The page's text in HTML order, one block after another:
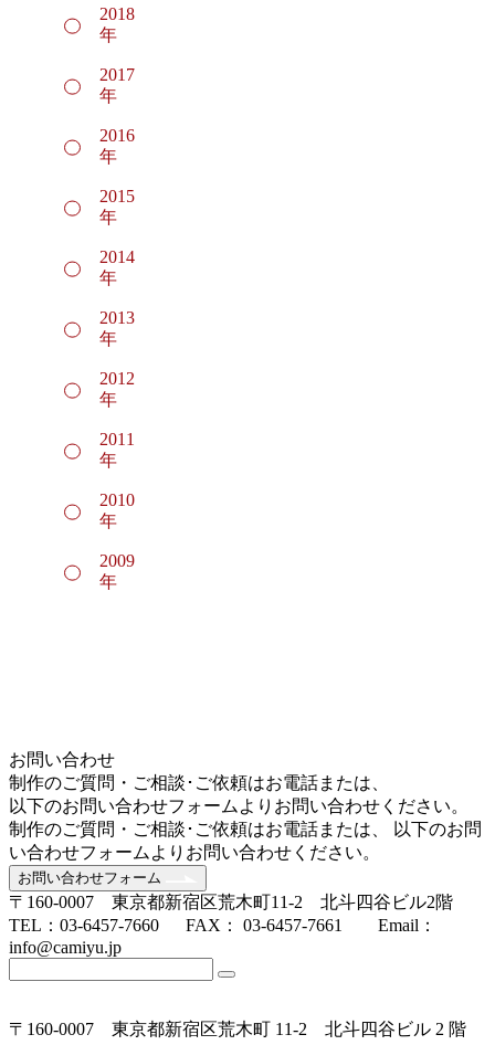
2018
年
2017
年
2016
年
2015
年
2014
年
2013
年
2012
年
2011
年
2010
年
2009
年
お問い合わせ
制作のご質問・ご相談･ご依頼はお電話または、
以下のお問い合わせフォームよりお問い合わせください。
制作のご質問・ご相談･ご依頼はお電話または、 以下のお問
い合わせフォームよりお問い合わせください。
お問い合わせフォーム
〒160-0007 東京都新宿区荒木町11-2 北斗四谷ビル2階
TEL：03-6457-7660 FAX： 03-6457-7661 Email：
info@camiyu.jp
〒160-0007 東京都新宿区荒木町 11-2 北斗四谷ビル 2 階